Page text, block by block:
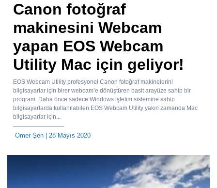
Canon fotoğraf
makinesini Webcam
yapan EOS Webcam
Utility Mac için geliyor!
EOS Webcam Utility profesyonel Canon fotoğraf makinelerini
bilgisayarlar için birer webcam’e dönüştüren basit arayüze sahip bir
program. Daha önce sadece Windows işletim sistemine sahip
bilgisayarlarda kullanılabilen EOS Webcam Utility yakın zamanda Mac
bilgisayarlar için...
Ömer Şen | 28 Mayıs 2020